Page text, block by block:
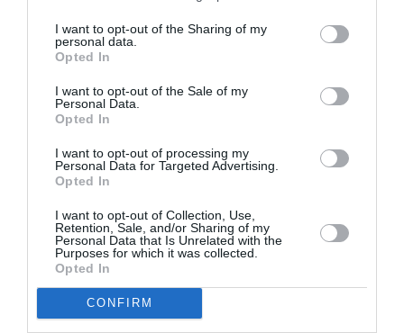
I want to opt-out of the Sharing of my
personal data.
Opted In
I want to opt-out of the Sale of my
Personal Data.
Opted In
I want to opt-out of processing my
Personal Data for Targeted Advertising.
Opted In
I want to opt-out of Collection, Use,
Retention, Sale, and/or Sharing of my
Personal Data that Is Unrelated with the
Purposes for which it was collected.
Opted In
CONFIRM
planta.